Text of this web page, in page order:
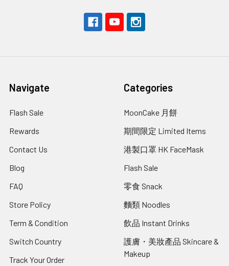
Navigate
Flash Sale
Rewards
Contact Us
Blog
FAQ
Store Policy
Term & Condition
Switch Country
Track Your Order
Categories
MoonCake 月餅
期間限定 Limited Items
港製口罩 HK FaceMask
Flash Sale
零食 Snack
麵類 Noodles
飲品 Instant Drinks
護膚・美妝產品 Skincare &
Makeup